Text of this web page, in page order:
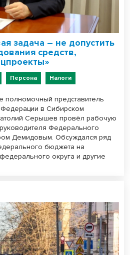
задача – не допустить
средств,
Персона Налоги
полномочный представитель
в Сибирском
Серышев провёл рабочую
Федерального
Демидовым. Обсуждался ряд
бюджета на
округа и другие